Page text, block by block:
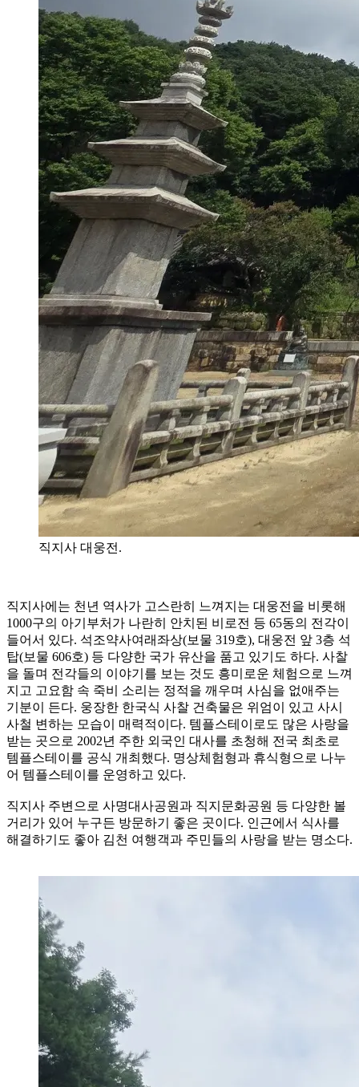
직지사 대웅전.
직지사에는 천년 역사가 고스란히 느껴지는 대웅전을 비롯해
1000구의 아기부처가 나란히 안치된 비로전 등 65동의 전각이
들어서 있다. 석조약사여래좌상(보물 319호), 대웅전 앞 3층 석
탑(보물 606호) 등 다양한 국가 유산을 품고 있기도 하다. 사찰
을 돌며 전각들의 이야기를 보는 것도 흥미로운 체험으로 느껴
지고 고요함 속 죽비 소리는 정적을 깨우며 사심을 없애주는
기분이 든다. 웅장한 한국식 사찰 건축물은 위엄이 있고 사시
사철 변하는 모습이 매력적이다. 템플스테이로도 많은 사랑을
받는 곳으로 2002년 주한 외국인 대사를 초청해 전국 최초로
템플스테이를 공식 개최했다. 명상체험형과 휴식형으로 나누
어 템플스테이를 운영하고 있다.
직지사 주변으로 사명대사공원과 직지문화공원 등 다양한 볼
거리가 있어 누구든 방문하기 좋은 곳이다. 인근에서 식사를
해결하기도 좋아 김천 여행객과 주민들의 사랑을 받는 명소다.